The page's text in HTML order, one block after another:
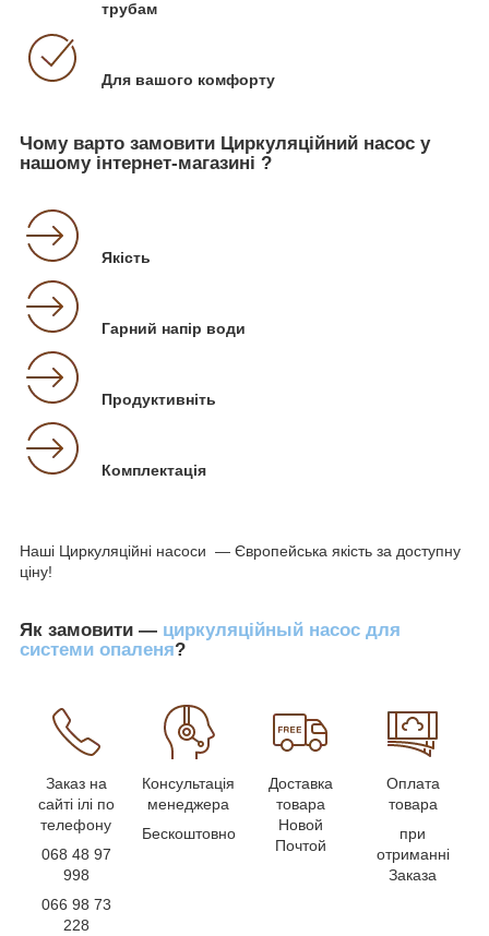
трубам
Для вашого комфорту
Чому варто замовити Циркуляційний насос у
нашому інтернет-магазині ?
Якість
Гарний напір води
Продуктивніть
Комплектація
Наші Циркуляційні насоси — Європейська якість за доступну
ціну!
Як замовити — циркуляційный насос для
системи опаленя?
Заказ на
сайті ілі по
телефону
068 48 97
998
066 98 73
228
Консультація
менеджера
Бескоштовно
Доставка
товара
Новой
Почтой
Оплата
товара
при
отриманні
Заказа